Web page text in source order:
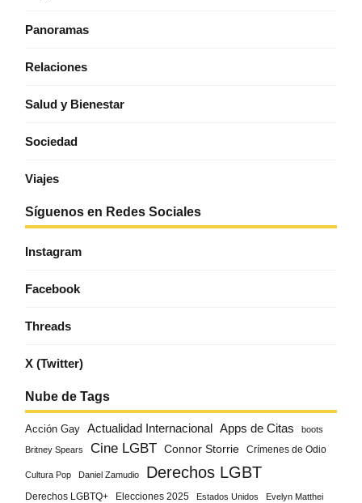
Panoramas
Relaciones
Salud y Bienestar
Sociedad
Viajes
Síguenos en Redes Sociales
Instagram
Facebook
Threads
X (Twitter)
Nube de Tags
Acción Gay Actualidad Internacional Apps de Citas boots
Britney Spears Cine LGBT Connor Storrie Crímenes de Odio
Cultura Pop Daniel Zamudio Derechos LGBT
Derechos LGBTQ+ Elecciones 2025 Estados Unidos Evelyn Matthei